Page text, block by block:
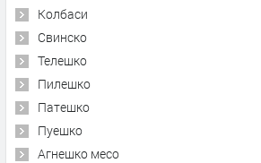
Колбаси
Свинско
Телешко
Пилешко
Патешко
Пуешко
Агнешко месо